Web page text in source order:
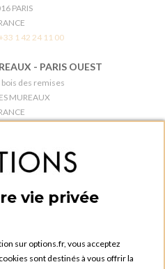
PARIS
1 42 24 11 00
- PARIS OUEST
des remises
MUREAUX
- PARIS 5E
la tournelle
ROUEN
Clos Tellier
vie privée
sur options.fr, vous acceptez
sont destinés à vous offrir la